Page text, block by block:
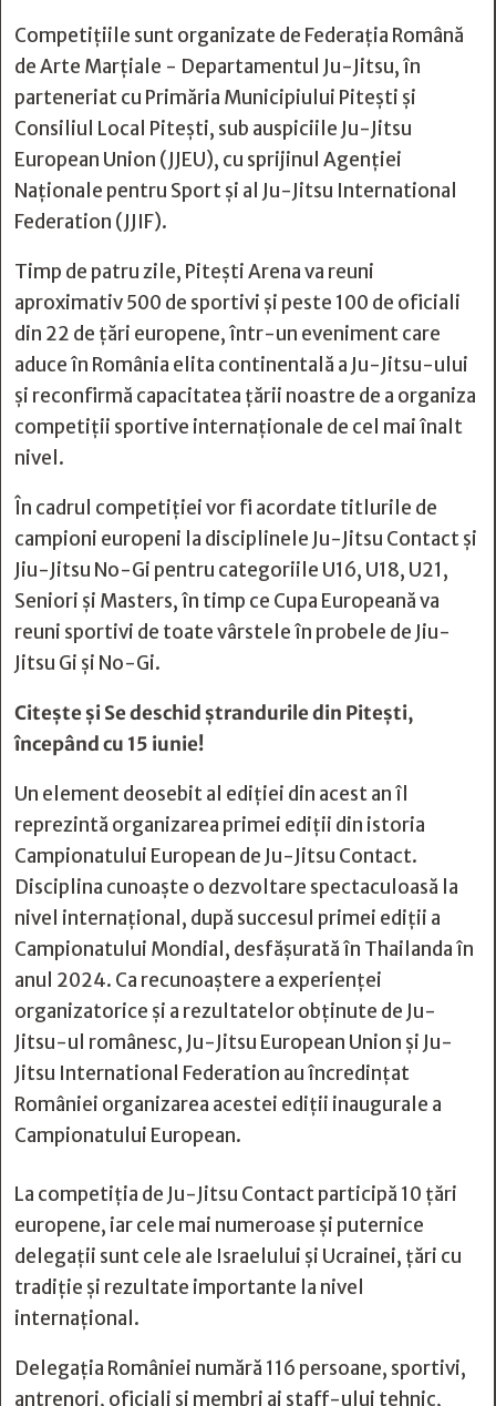
Competițiile sunt organizate de Federația Română
de Arte Marțiale - Departamentul Ju-Jitsu, în
parteneriat cu Primăria Municipiului Pitești și
Consiliul Local Pitești, sub auspiciile Ju-Jitsu
European Union (JJEU), cu sprijinul Agenției
Naționale pentru Sport și al Ju-Jitsu International
Federation (JJIF).
Timp de patru zile, Pitești Arena va reuni
aproximativ 500 de sportivi și peste 100 de oficiali
din 22 de țări europene, într-un eveniment care
aduce în România elita continentală a Ju-Jitsu-ului
și reconfirmă capacitatea țării noastre de a organiza
competiții sportive internaționale de cel mai înalt
nivel.
În cadrul competiției vor fi acordate titlurile de
campioni europeni la disciplinele Ju-Jitsu Contact și
Jiu-Jitsu No-Gi pentru categoriile U16, U18, U21,
Seniori și Masters, în timp ce Cupa Europeană va
reuni sportivi de toate vârstele în probele de Jiu-
Jitsu Gi și No-Gi.
Citește șiSe deschid ștrandurile din Pitești,
începând cu 15 iunie!
Un element deosebit al ediției din acest an îl
reprezintă organizarea primei ediții din istoria
Campionatului European de Ju-Jitsu Contact.
Disciplina cunoaște o dezvoltare spectaculoasă la
nivel internațional, după succesul primei ediții a
Campionatului Mondial, desfășurată în Thailanda în
anul 2024. Ca recunoaștere a experienței
organizatorice și a rezultatelor obținute de Ju-
Jitsu-ul românesc, Ju-Jitsu European Union și Ju-
Jitsu International Federation au încredințat
României organizarea acestei ediții inaugurale a
Campionatului European.
La competiția de Ju-Jitsu Contact participă 10 țări
europene, iar cele mai numeroase și puternice
delegații sunt cele ale Israelului și Ucrainei, țări cu
tradiție și rezultate importante la nivel
internațional.
Delegația României numără 116 persoane, sportivi,
antrenori, oficiali și membri ai staff-ului tehnic,